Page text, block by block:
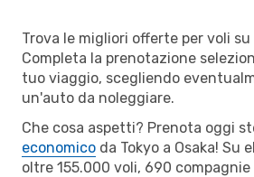
Trova le migliori offerte per voli su
Completa la prenotazione
tuo viaggio, scegliendo
un'auto da noleggiare.
Che cosa aspetti? Prenota oggi
economico da Tokyo a Osaka! Su
oltre 155.000 voli, 690 compagnie